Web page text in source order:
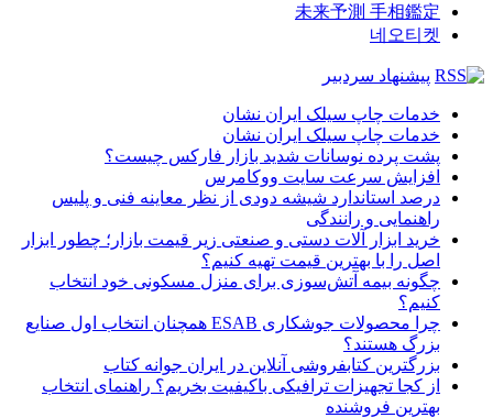
未来予測 手相鑑定
네오티켓
پیشنهاد سردبیر
خدمات چاپ سیلک ایران نشان
خدمات چاپ سیلک ایران نشان
پشت پرده نوسانات شدید بازار فارکس چیست؟
افزایش سرعت سایت ووکامرس
درصد استاندارد شیشه دودی از نظر معاینه فنی و پلیس
راهنمایی و رانندگی
خرید ابزار آلات دستی و صنعتی زیر قیمت بازار؛ چطور ابزار
اصل را با بهترین قیمت تهیه کنیم؟
چگونه بیمه آتش‌سوزی برای منزل مسکونی خود انتخاب
کنیم؟
چرا محصولات جوشکاری ESAB همچنان انتخاب اول صنایع
بزرگ هستند؟
بزرگترین کتابفروشی آنلاین در ایران جوانه کتاب
از کجا تجهیزات ترافیکی باکیفیت بخریم؟ راهنمای انتخاب
بهترین فروشنده